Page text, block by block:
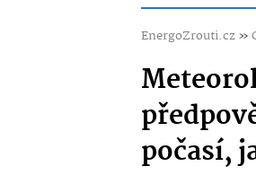
EnergoZrouti.cz»
počasí,